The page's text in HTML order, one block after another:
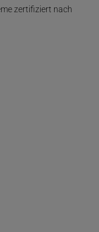
zertifiziert nach